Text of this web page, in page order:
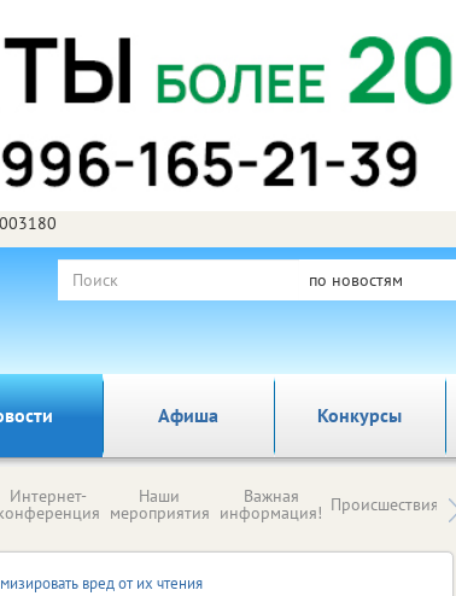
по новостям
Афиша Конкурсы
Интернет- Наши
мероприятия
Важная
информация! Происшествия
вред от их чтения